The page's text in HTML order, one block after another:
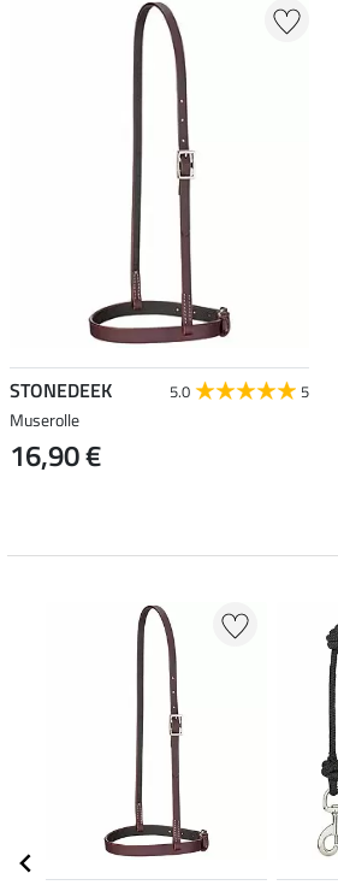
STONEDEEK 5.0 5
Muserolle
16,90 €